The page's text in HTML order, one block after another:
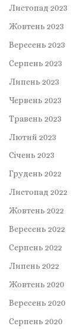
Листопад 2023
Жовтень 2023
Вересень 2023
Серпень 2023
Липень 2023
Червень 2023
Травень 2023
Лютий 2023
Січень 2023
Грудень 2022
Листопад 2022
Жовтень 2022
Вересень 2022
Серпень 2022
Липень 2022
Жовтень 2020
Вересень 2020
Серпень 2020